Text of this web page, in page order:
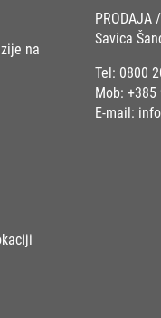
na
PRODAJA
Savica
Tel: 0800
Mob: +385
E-mail: